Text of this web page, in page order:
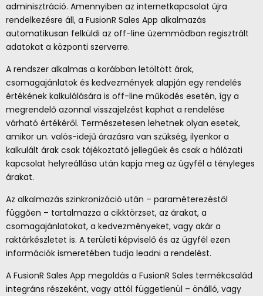
adminisztráció. Amennyiben az internetkapcsolat újra
rendelkezésre áll, a FusionR Sales App alkalmazás
automatikusan felküldi az off-line üzemmódban regisztrált
adatokat a központi szerverre.
A rendszer alkalmas a korábban letöltött árak,
csomagajánlatok és kedvezmények alapján egy rendelés
értékének kalkulálására is off-line működés esetén, így a
megrendelő azonnal visszajelzést kaphat a rendelése
várható értékéről. Természetesen lehetnek olyan esetek,
amikor un. valós-idejű árazásra van szükség, ilyenkor a
kalkulált árak csak tájékoztató jellegűek és csak a hálózati
kapcsolat helyreállása után kapja meg az ügyfél a tényleges
árakat.
Az alkalmazás szinkronizáció után – paraméterezéstől
függően – tartalmazza a cikktörzset, az árakat, a
csomagajánlatokat, a kedvezményeket, vagy akár a
raktárkészletet is. A területi képviselő és az ügyfél ezen
információk ismeretében tudja leadni a rendelést.
A FusionR Sales App megoldás a FusionR Sales termékcsalád
integráns részeként, vagy attól függetlenül – önálló, vagy